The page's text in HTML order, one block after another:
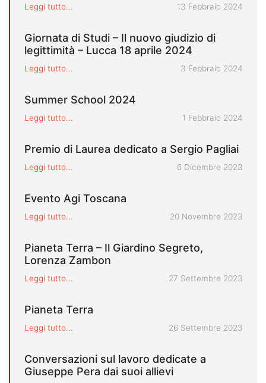
Leggi tutto... Pubblicato il
13 Febbraio 2024
Giornata di Studi – Il nuovo giudizio di
legittimità – Lucca 18 aprile 2024
Leggi tutto... Pubblicato il
3 Febbraio 2024
Summer School 2024
Leggi tutto... Pubblicato il
1 Febbraio 2024
Premio di Laurea dedicato a Sergio Pagliai
Leggi tutto... Pubblicato il
6 Dicembre 2023
Evento Agi Toscana
Leggi tutto... Pubblicato il
20 Novembre 2023
Pianeta Terra – Il Giardino Segreto,
Lorenza Zambon
Leggi tutto... Pubblicato il
27 Settembre 2023
Pianeta Terra
Leggi tutto... Pubblicato il
26 Settembre 2023
Conversazioni sul lavoro dedicate a
Giuseppe Pera dai suoi allievi